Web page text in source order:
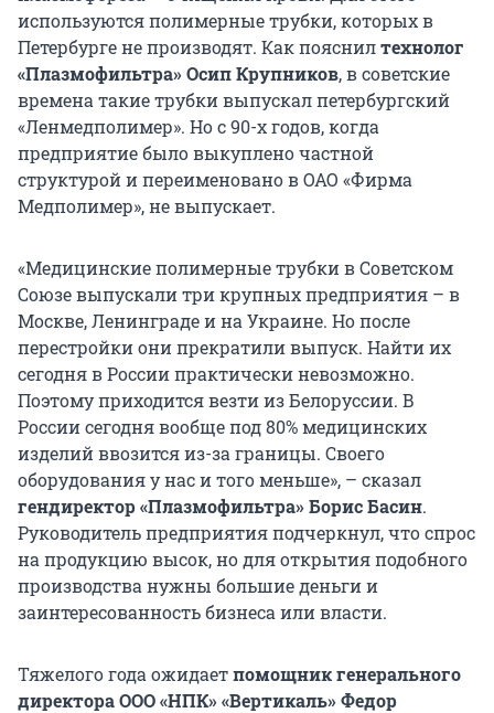
используются полимерные трубки, которых в
Петербурге не производят. Как пояснилтехнолог
«Плазмофильтра» Осип Крупников, в советские
времена такие трубки выпускал петербургский
«Ленмедполимер». Но с 90-х годов, когда
предприятие было выкуплено частной
структурой и переименовано в ОАО «Фирма
Медполимер», не выпускает.
«Медицинские полимерные трубки в Советском
Союзе выпускали три крупных предприятия – в
Москве, Ленинграде и на Украине. Но после
перестройки они прекратили выпуск. Найти их
сегодня в России практически невозможно.
Поэтому приходится везти из Белоруссии. В
России сегодня вообще под 80% медицинских
изделий ввозится из-за границы. Своего
оборудования у нас и того меньше», – сказал
гендиректор «Плазмофильтра» Борис Басин.
Руководитель предприятия подчеркнул, что спрос
на продукцию высок, но для открытия подобного
производства нужны большие деньги и
заинтересованность бизнеса или власти.
Тяжелого года ожидаетпомощник генерального
директора ООО «НПК» «Вертикаль» Федор